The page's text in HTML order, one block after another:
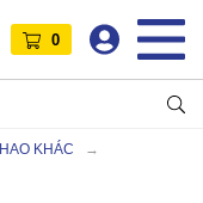
0
KHÁC